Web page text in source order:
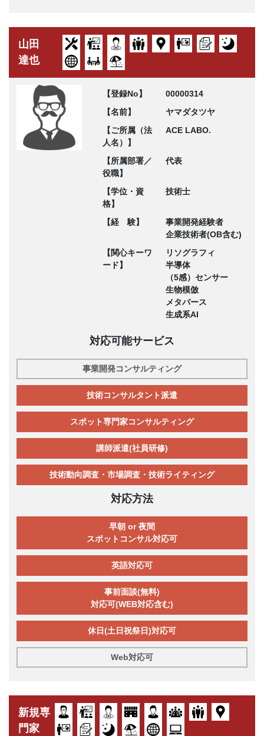
山田
達也
【登録No】
00000314
【名前】
ヤマダタツヤ
【ご所属（法
人名）】
ACE LABO.
【所属部署／
役職】
代表
【学位・資
格】
技術士
【経 験】
事業開発経験者
企業技術者(OB含む)
【関心キーワ
ード】
リソグラフィ
半導体
（5感）センサー
生物模倣
メタバース
生成系AI
対応可能サービス
事業開発コンサルティング
技術コンサルタント派遣
スポット専門家コンサルティング
講師派遣(社員研修)
技術動向調査・市場調査・技術ライティング
対応方法
早朝 or 夜間
スポットコンサル対応可
英語対応可
事前面談(無料)
対応可(WEB対応含む)
休日(土日祝祭日)対応可
Web対応可
新規専
門家